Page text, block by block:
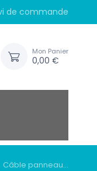
de commande
Mon Panier
0,00 €
Câble panneau...